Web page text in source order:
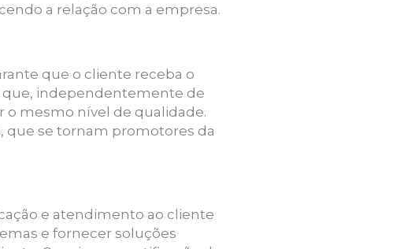
a relação com a empresa.
que o cliente receba o
que, independentemente de
o mesmo nível de qualidade.
que se tornam promotores da
e atendimento ao cliente
e fornecer soluções